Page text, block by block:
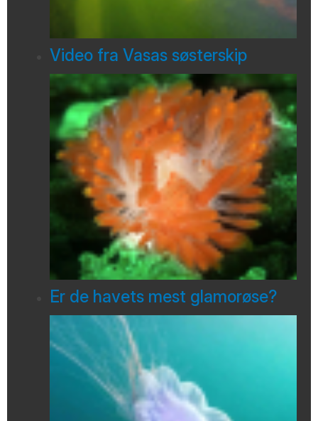
Video fra Vasas søsterskip
Er de havets mest glamorøse?